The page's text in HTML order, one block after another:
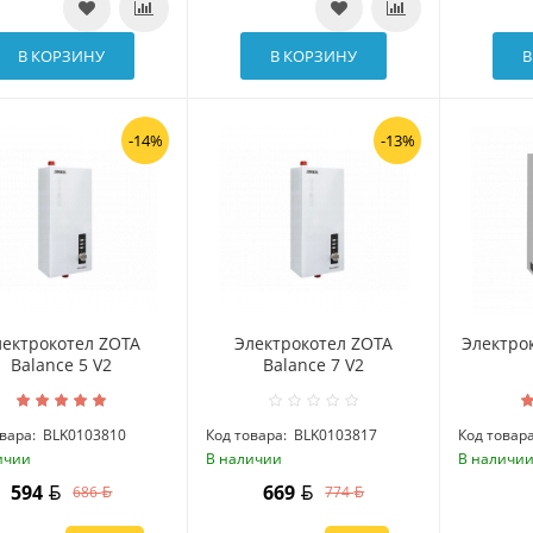
В КОРЗИНУ В КОРЗИНУ
-14%
ZOTA
Balance 5 V2
BLK0103810
594 686
-13%
Электрокотел ZOTA
Balance 7 V2
Код товара: BLK0103817
В наличии
669 774
Код
В